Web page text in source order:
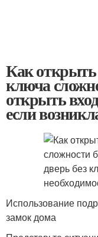
Как открыть
ключа
открыть
если
Использование
замок дома